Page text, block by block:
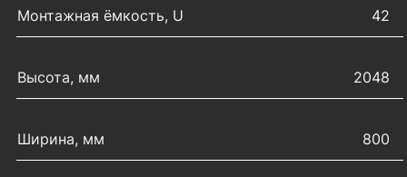
Монтажная ёмкость, U
42
Высота, мм 2048
Ширина, мм 800